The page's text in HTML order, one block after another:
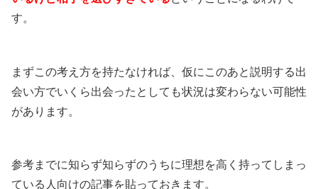
す。
まずこの考え方を持たなければ、仮にこのあと説明する出
会い方でいくら出会ったとしても状況は変わらない可能性
があります。
参考までに知らず知らずのうちに理想を高く持ってしまっ
ている人向けの記事を貼っておきます。